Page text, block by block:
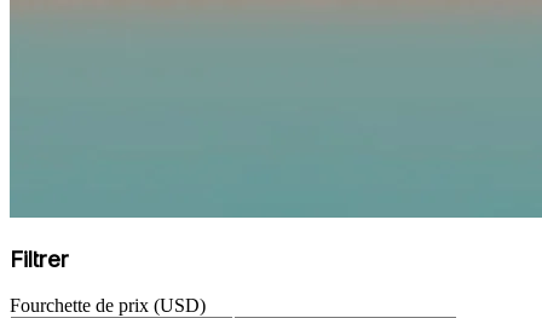
Filtrer
Fourchette de prix (USD)